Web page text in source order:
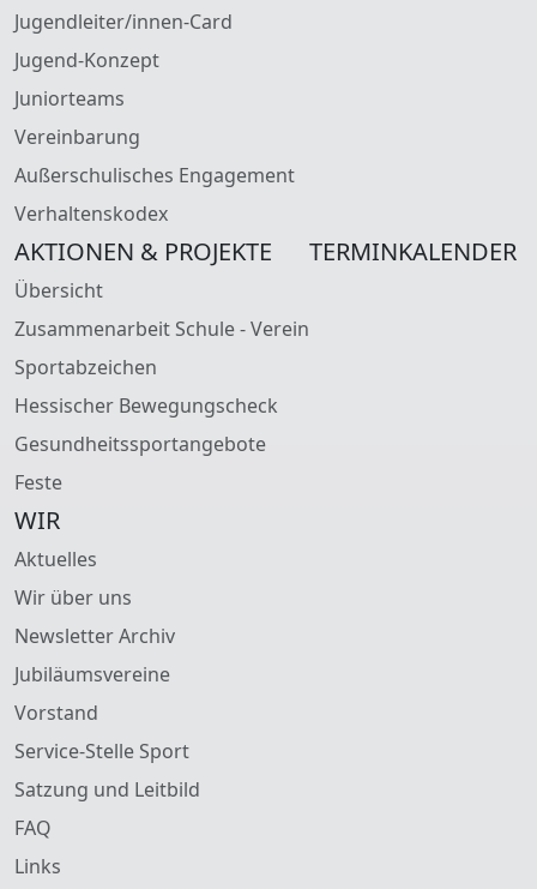
Jugendleiter/innen-Card
Jugend-Konzept
Juniorteams
Vereinbarung
Außerschulisches Engagement
Verhaltenskodex
AKTIONEN & PROJEKTE
Übersicht
Zusammenarbeit Schule - Verein
Sportabzeichen
Hessischer Bewegungscheck
Gesundheitssportangebote
Feste
TERMINKALENDER
WIR
Aktuelles
Wir über uns
Newsletter Archiv
Jubiläumsvereine
Vorstand
Service-Stelle Sport
Satzung und Leitbild
FAQ
Links